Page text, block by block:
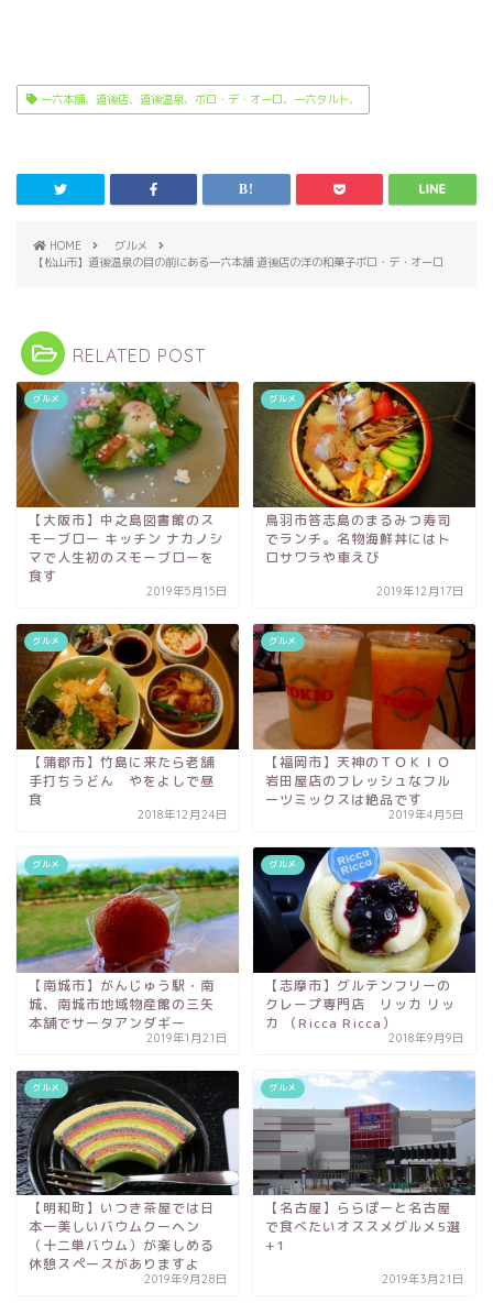
一六本舗、道後店、道後温泉、ボロ・デ・オーロ、一六タルト、
HOME
グルメ
【松山市】道後温泉の目の前にある一六本舗 道後店の洋の和菓子ボロ・デ・オーロ
RELATED POST
グルメ
【大阪市】中之島図書館のス
モーブロー キッチン ナカノシ
マで人生初のスモーブローを
食す
2019年5月15日
グルメ
鳥羽市答志島のまるみつ寿司
でランチ。名物海鮮丼にはト
ロサワラや車えび
2019年12月17日
グルメ
【蒲郡市】竹島に来たら老舗
手打ちうどん やをよしで昼
食
2018年12月24日
グルメ
【福岡市】天神のＴＯＫＩＯ
岩田屋店のフレッシュなフル
ーツミックスは絶品です
2019年4月5日
グルメ
【南城市】がんじゅう駅・南
城、南城市地域物産館の三矢
本舗でサータアンダギー
2019年1月21日
グルメ
【志摩市】グルテンフリーの
クレープ専門店 リッカ リッ
カ （Ricca Ricca）
2018年9月9日
グルメ
【明和町】いつき茶屋では日
本一美しいバウムクーヘン
（十二単バウム）が楽しめる
休憩スペースがありますよ
2019年9月28日
グルメ
【名古屋】ららぽーと名古屋
で食べたいオススメグルメ5選
+1
2019年3月21日